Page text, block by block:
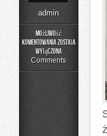
admin
Możliwość
komentowania
Czytelnicze
Artykuły
została
wyłączona
Comments